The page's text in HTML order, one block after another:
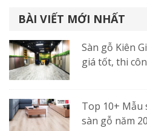
BÀI VIẾT MỚI NHẤT
Sàn gỗ Kiên
giá tốt, thi
Top 10+ Mẫu
sàn gỗ năm